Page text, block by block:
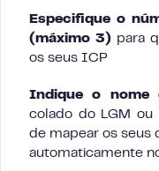
Especifique o
(máximo 3) para
os seus ICP
Indique o nome
colado do LGM ou
de mapear os seus
automaticamente